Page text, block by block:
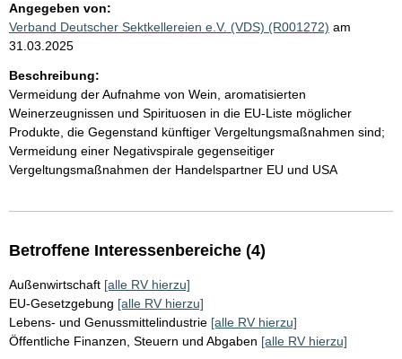
Angegeben von:
Verband Deutscher Sektkellereien e.V. (VDS) (R001272) am
31.03.2025
Beschreibung:
Vermeidung der Aufnahme von Wein, aromatisierten
Weinerzeugnissen und Spirituosen in die EU-Liste möglicher
Produkte, die Gegenstand künftiger Vergeltungsmaßnahmen sind;
Vermeidung einer Negativspirale gegenseitiger
Vergeltungsmaßnahmen der Handelspartner EU und USA
Betroffene Interessenbereiche (4)
Außenwirtschaft [alle RV hierzu]
EU-Gesetzgebung [alle RV hierzu]
Lebens- und Genussmittelindustrie [alle RV hierzu]
Öffentliche Finanzen, Steuern und Abgaben [alle RV hierzu]